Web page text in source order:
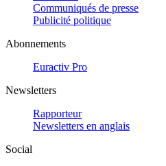
Communiqués de presse
Publicité politique
Abonnements
Euractiv Pro
Newsletters
Rapporteur
Newsletters en anglais
Social